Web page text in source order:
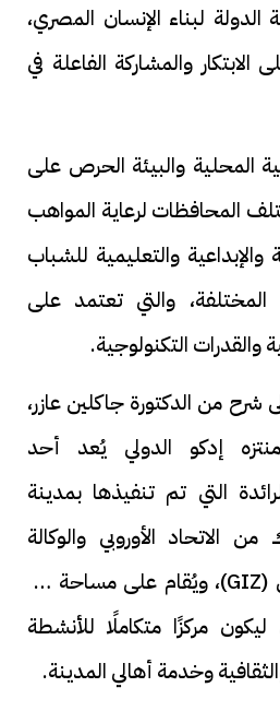
الدولة لبناء الإنسان المصري،
والمشاركة الفاعلة في
المحلية والبيئة الحرص على
المحافظات لرعاية المواهب
والإبداعية والتعليمية للشباب
المختلفة، والتي تعتمد على
والقدرات التكنولوجية.
شرح من الدكتورة جاكلين عازر،
إدكو الدولي يُعد أحد
التي تم تنفيذها بمدينة
الاتحاد الأوروبي والوكالة
الألمانية للتعاون الدولي (GIZ)، ويُقام على مساحة 10
مربع، ليكون مركزًا متكاملًا للأنشطة
وخدمة أهالي المدينة.